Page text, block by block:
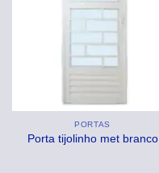
PORTAS
Porta tijolinho met branco